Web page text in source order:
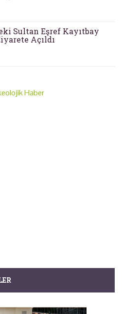
Sultan Eşref Kayıtbay
Açıldı